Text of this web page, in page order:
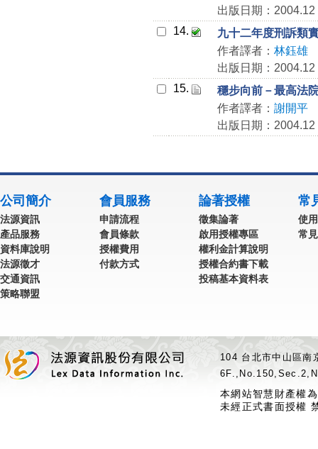
出版日期：2004.12
14.
九十二年度刑訴類
作者譯者： 林鈺雄
出版日期：2004.12
15.
穩步向前－最高法
作者譯者： 謝開平
出版日期：2004.12
公司簡介
法源資訊
產品服務
資料庫說明
法源徵才
交通資訊
策略聯盟
會員服務
申請流程
會員條款
授權費用
付款方式
論著授權
徵集論著
啟用授權專區
權利金計算說明
授權合約書下載
投稿基本資料表
常
使
常
104 台北市中山區
本網站智慧財產權
未經正式書面授權